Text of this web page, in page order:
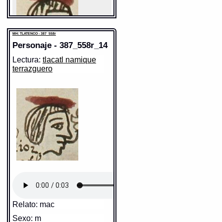
Sentido:
https://tlachia.iib.unam.mx/elemento/09.09.10
MH: TLATENCO - 387_558r
Personaje - 387_558r_14
Lectura: tlacatl namique
terrazguero
Relato: mac
Sexo: m